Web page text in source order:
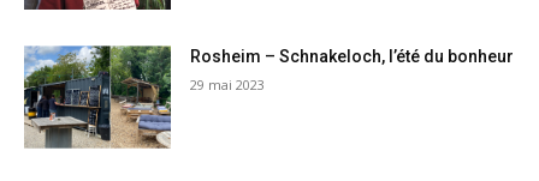
Rosheim – Schnakeloch, l’été du bonheur
29 mai 2023